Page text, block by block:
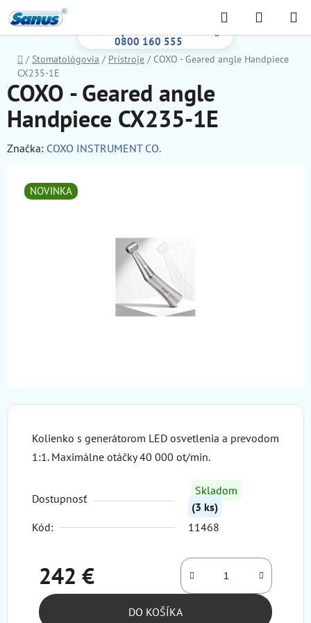
na
obsah
0800 160 555
Hľadať
KOŠÍK
Domov
/ Stomatológovia / Prístroje / COXO - Geared angle Handpiece
CX235-1E
Kolienko s generátorom LED osvetlenia a prevodom
1:1. Maximálne otáčky 40 000 ot/min.
Dostupnosť
Skladom
(3 ks)
Kód:
11468
242 €
Jednotková cena:
DO KOŠÍKA
COXO - Geared angle
Handpiece CX235-1E
Značka: COXO INSTRUMENT CO.
NOVINKA